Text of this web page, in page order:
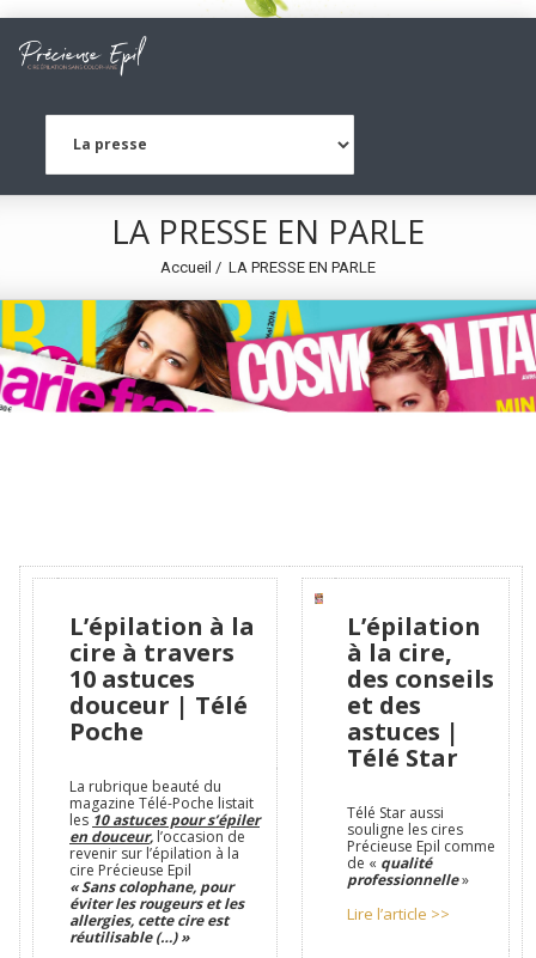
LA PRESSE EN PARLE
Accueil LA PRESSE EN PARLE
L’épilation à la
cire à travers
10 astuces
douceur | Télé
Poche
La rubrique beauté du
magazine Télé-Poche listait
les 10 astuces pour s’épiler
en douceur, l’occasion de
revenir sur l’épilation à la
cire Précieuse Epil
« Sans colophane, pour
éviter les rougeurs et les
allergies, cette cire est
réutilisable (…) »
L’épilation
à la cire,
des conseils
et des
astuces |
Télé Star
Télé Star aussi
souligne les cires
Précieuse Epil comme
de « qualité
professionnelle»
Lire l’article >>